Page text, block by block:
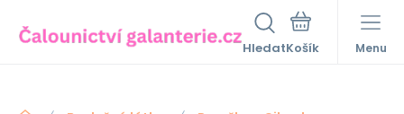
Hledat Menu